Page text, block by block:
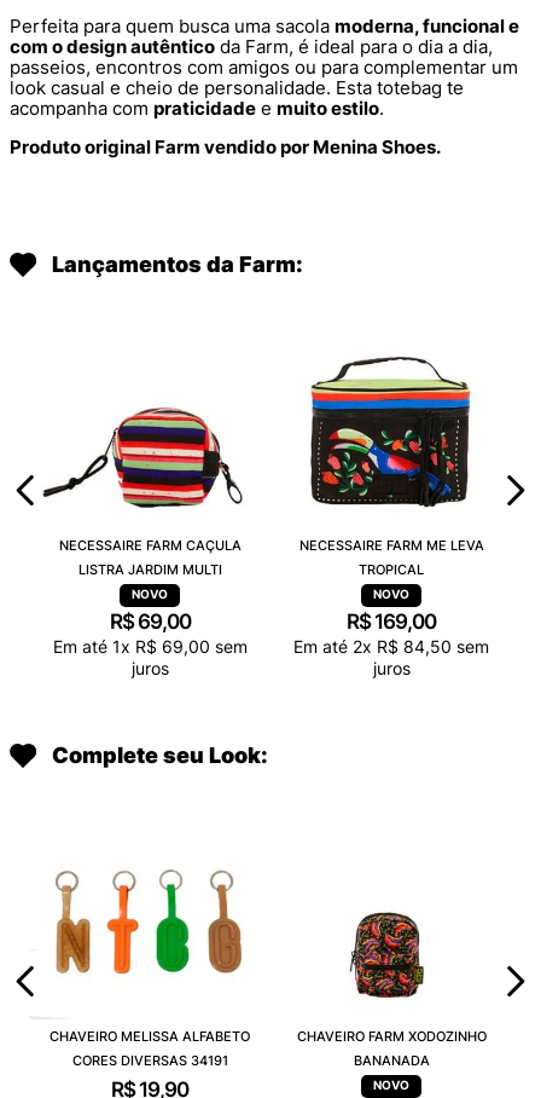
Perfeita para quem busca uma sacola moderna, funcional e
com o design autêntico da Farm, é ideal para o dia a dia,
passeios, encontros com amigos ou para complementar um
look casual e cheio de personalidade. Esta totebag te
acompanha com praticidade e muito estilo.
Produto original Farm vendido por Menina Shoes.
Lançamentos da Farm:
NECESSAIRE FARM CAÇULA
LISTRA JARDIM MULTI
R$ 69,00
Em até 1x R$ 69,00 sem
juros
NECESSAIRE FARM ME LEVA
TROPICAL
R$ 169,00
Em até 2x R$ 84,50 sem
juros
Complete seu Look:
CHAVEIRO MELISSA ALFABETO
CORES DIVERSAS 34191
R$ 19,90
CHAVEIRO FARM XODOZINHO
BANANADA